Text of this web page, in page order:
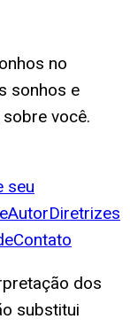
no
sonhos e
você.
seu
AutorDiretrizes
Contato
dos
substitui